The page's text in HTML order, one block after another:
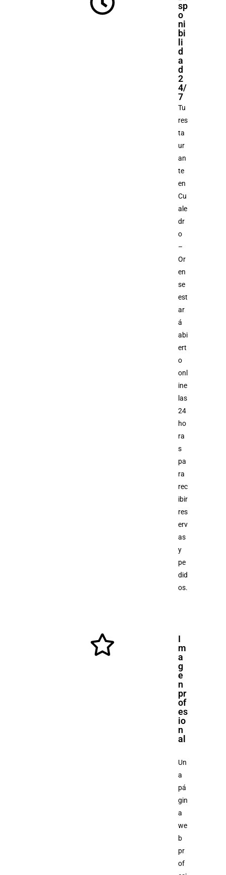
sp
o
ni
bi
li
d
a
d
2
4/
7
Tu
res
ta
ur
an
te
en
Cu
ale
dr
o
–
Or
en
se
est
ar
á
abi
ert
o
onl
ine
las
24
ho
ra
s
pa
ra
rec
ibir
res
erv
as
y
pe
did
os.
I
m
a
g
e
n
pr
of
es
io
n
al
Un
a
pá
gin
a
we
b
pr
of